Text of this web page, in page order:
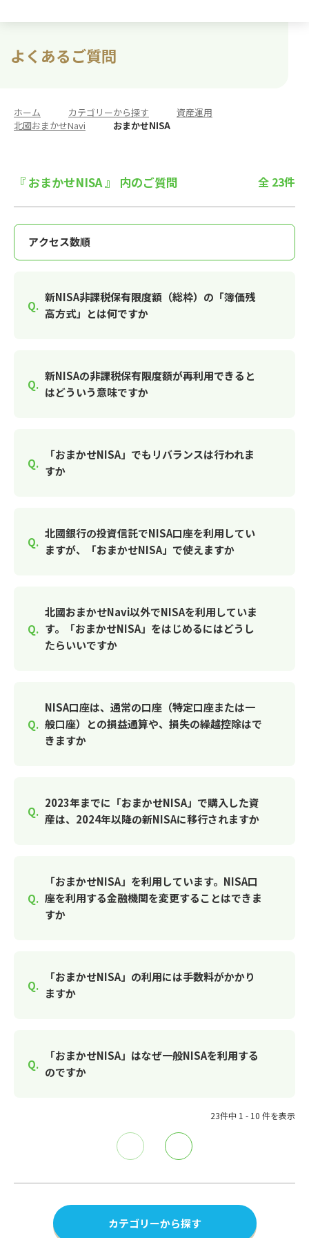
よくあるご質問
ホーム カテゴリーから探す 資産運用
北國おまかせNavi
おまかせNISA
『 おまかせNISA 』 内のご質問 全 23件
新NISA非課税保有限度額（総枠）の「簿価残
高方式」とは何ですか
新NISAの非課税保有限度額が再利用できると
はどういう意味ですか
「おまかせNISA」でもリバランスは行われま
すか
北國銀行の投資信託でNISA口座を利用してい
ますが、「おまかせNISA」で使えますか
北國おまかせNavi以外でNISAを利用していま
す。「おまかせNISA」をはじめるにはどうし
たらいいですか
NISA口座は、通常の口座（特定口座または一
般口座）との損益通算や、損失の繰越控除はで
きますか
2023年までに「おまかせNISA」で購入した資
産は、2024年以降の新NISAに移行されますか
「おまかせNISA」を利用しています。NISA口
座を利用する金融機関を変更することはできま
すか
「おまかせNISA」の利用には手数料がかかり
ますか
「おまかせNISA」はなぜ一般NISAを利用する
のですか
23件中 1 - 10 件を表示
カテゴリーから探す